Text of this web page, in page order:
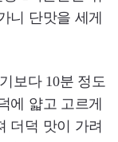
니 단맛을 세게
보다 10분 정도
에 얇고 고르게
더덕 맛이 가려